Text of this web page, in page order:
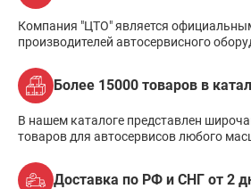
Компания "ЦТО" является
производителей автосервисного
Более 15000 товаров в
В нашем каталоге представлен
товаров для автосервисов любого
Доставка по РФ и СНГ от 2